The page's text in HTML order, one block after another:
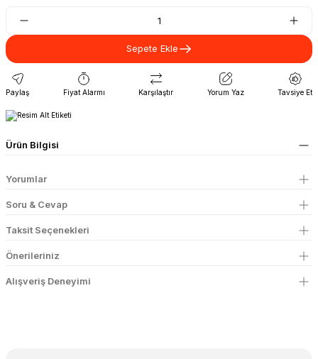
Sepete Ekle
Paylaş Fiyat Alarmı Karşılaştır Yorum Yaz Tavsiye Et
Ürün Bilgisi
Yorumlar
Soru & Cevap
Taksit Seçenekleri
Önerileriniz
Alışveriş Deneyimi